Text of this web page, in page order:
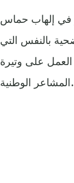
في إلهاب حماس
بالنفس التي
على وتيرة
المشاعر الوطنية.